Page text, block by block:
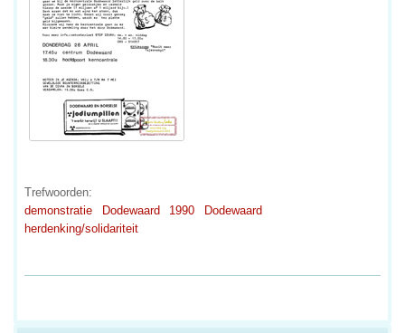
Trefwoorden:
demonstratie
Dodewaard 1990
Dodewaard
herdenking/solidariteit